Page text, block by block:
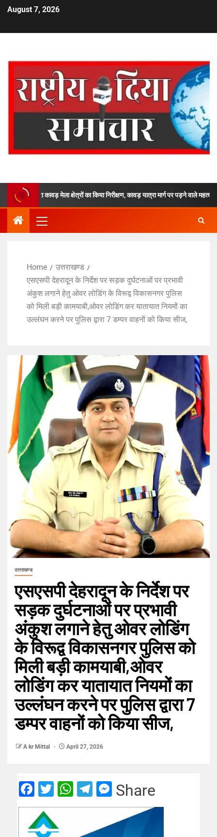
August 7, 2026
कावड़ मेला क्षेत्रों का किया निरीक्षण, कावड़ यात्रा मार्ग पर पड़ने वाले महत्वपूर्ण पडावों,
Home
उत्तराखण्ड
एसएसपी देहरादून के निर्देश पर सड़क दुर्घटनाओं पर प्रभावी
अंकुश लगाने हेतु ओवर लोडिंग के विरूद्व विकासनगर पुलिस
को मिली बड़ी कामयाबी,ओवर लोडिंग कर यातायात नियमों का
उल्लंघन करने पर पुलिस द्वारा 7 डम्पर वाहनों को किया सीज,
उत्तराखण्ड
एसएसपी देहरादून के निर्देश पर
सड़क दुर्घटनाओं पर प्रभावी
अंकुश लगाने हेतु ओवर लोडिंग
के विरूद्व विकासनगर पुलिस को
मिली बड़ी कामयाबी,ओवर
लोडिंग कर यातायात नियमों का
उल्लंघन करने पर पुलिस द्वारा 7
डम्पर वाहनों को किया सीज,
A kr Mittal April 27, 2026
Facebook
TwitterWhatsApp
Telegram
Messenger
Share